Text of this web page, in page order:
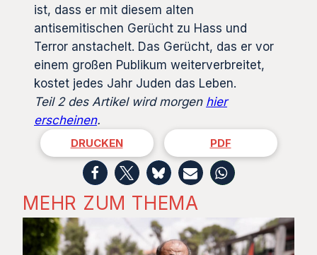
ist, dass er mit diesem alten
antisemitischen Gerücht zu Hass und
Terror anstachelt. Das Gerücht, das er vor
einem großen Publikum weiterverbreitet,
kostet jedes Jahr Juden das Leben.
Teil 2 des Artikel wird morgen hier
erscheinen.
DRUCKEN PDF
MEHR ZUM THEMA